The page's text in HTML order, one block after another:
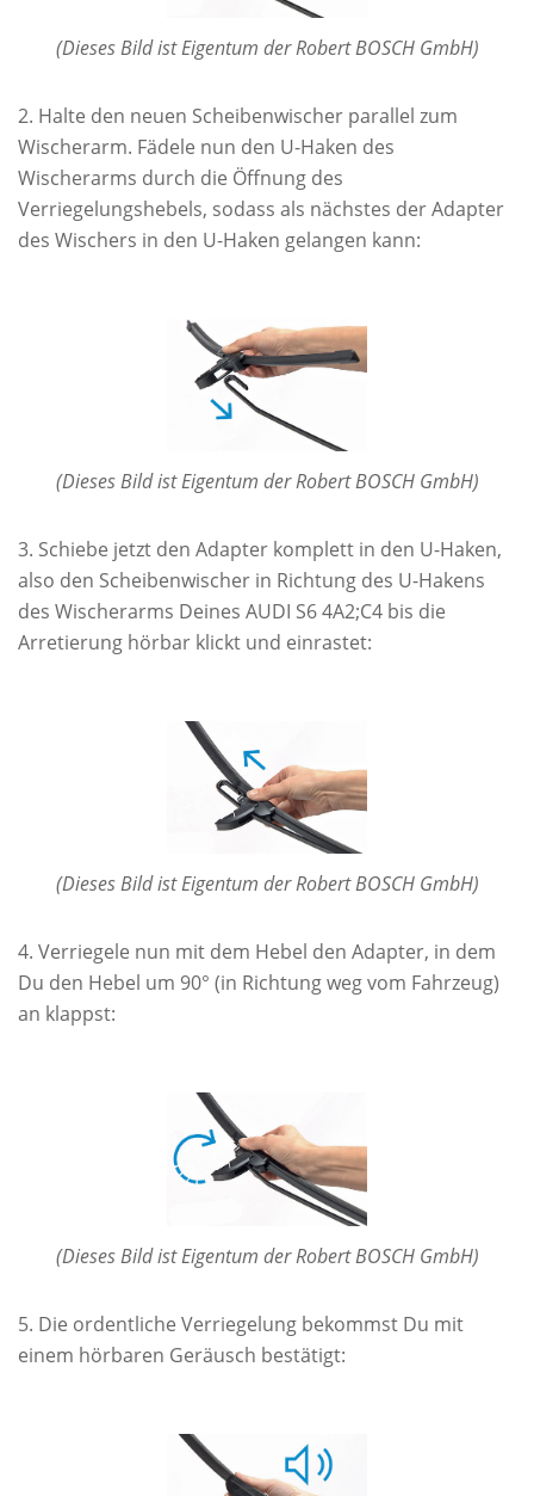
(Dieses Bild ist Eigentum der Robert BOSCH GmbH)
Halte den neuen Scheibenwischer parallel zum
Wischerarm. Fädele nun den U-Haken des
Wischerarms durch die Öffnung des
Verriegelungshebels, sodass als nächstes der Adapter
des Wischers in den U-Haken gelangen kann:
(Dieses Bild ist Eigentum der Robert BOSCH GmbH)
Schiebe jetzt den Adapter komplett in den U-Haken,
also den Scheibenwischer in Richtung des U-Hakens
des Wischerarms Deines AUDI S6 4A2;C4 bis die
Arretierung hörbar klickt und einrastet:
(Dieses Bild ist Eigentum der Robert BOSCH GmbH)
Verriegele nun mit dem Hebel den Adapter, in dem
Du den Hebel um 90° (in Richtung weg vom Fahrzeug)
an klappst:
(Dieses Bild ist Eigentum der Robert BOSCH GmbH)
Die ordentliche Verriegelung bekommst Du mit
einem hörbaren Geräusch bestätigt: